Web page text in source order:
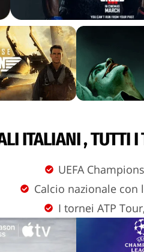
ITALIANI , TUTTI
UEFA
Calcio nazionale con
I tornei ATP